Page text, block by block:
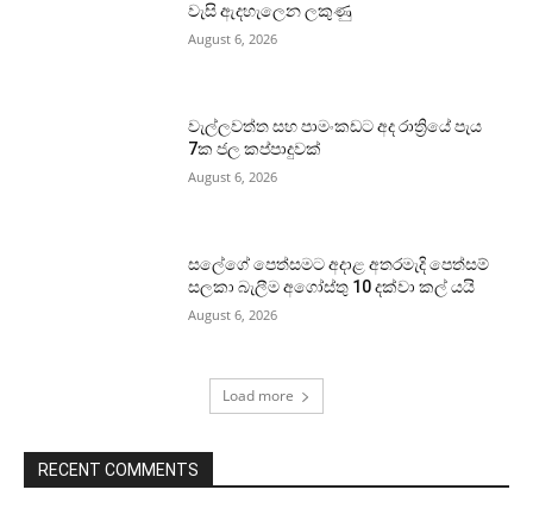
වැසි ඇදහැලෙන ලකුණු
August 6, 2026
වැල්ලවත්ත සහ පාමංකඩට අද රාත්‍රියේ පැය
7ක ජල කප්පාදුවක්
August 6, 2026
සලේගේ පෙත්සමට අදාළ අතරමැදි පෙත්සම්
සලකා බැලීම අගෝස්තු 10 දක්වා කල් යයි
August 6, 2026
Load more
RECENT COMMENTS